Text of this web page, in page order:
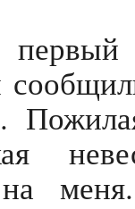
на